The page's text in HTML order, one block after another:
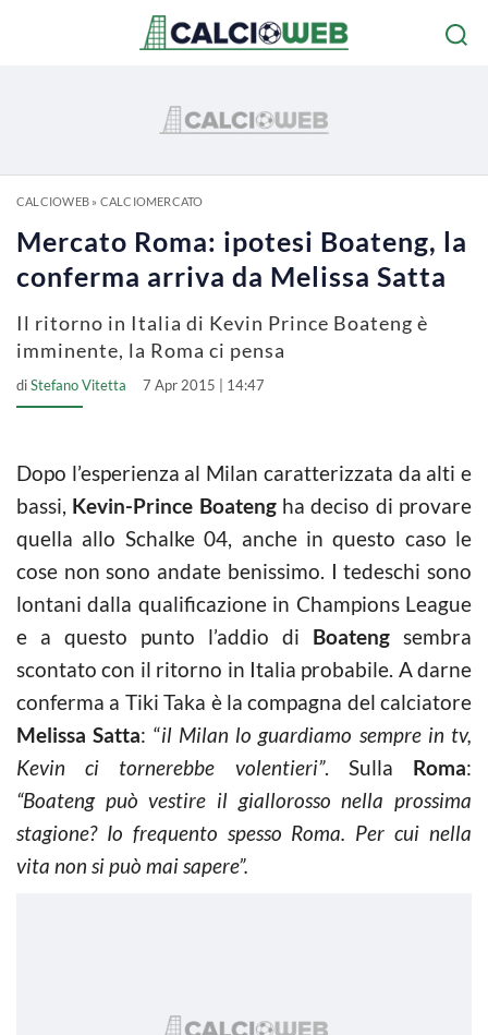
CALCIOWEB» CALCIOMERCATO
Mercato Roma: ipotesi Boateng, la
conferma arriva da Melissa Satta
Il ritorno in Italia di Kevin Prince Boateng è
imminente, la Roma ci pensa
diStefano Vitetta 7 Apr 2015 | 14:47
Dopo l’esperienza al Milan caratterizzata da alti e
bassi, Kevin-Prince Boatengha deciso di provare
quella allo Schalke 04, anche in questo caso le
cose non sono andate benissimo. I tedeschi sono
lontani dalla qualificazione in Champions League
e a questo punto l’addio di Boateng sembra
scontato con il ritorno in Italia probabile. A darne
conferma a Tiki Taka è la compagna del calciatore
Melissa Satta: “il Milan lo guardiamo sempre in tv,
Kevin ci tornerebbe volentieri”. Sulla Roma:
“Boateng può vestire il giallorosso nella prossima
stagione? Io frequento spesso Roma. Per cui nella
vita non si può mai sapere”.